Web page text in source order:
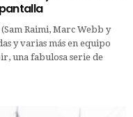
Raimi, Marc Webb y
y varias más en equipo
una fabulosa serie de